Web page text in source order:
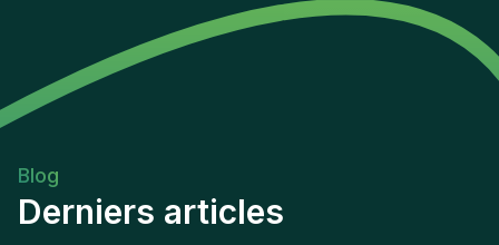
Blog
Derniers articles